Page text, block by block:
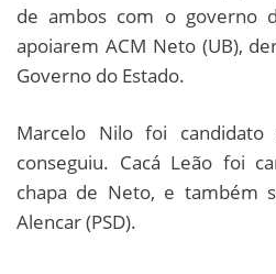
de ambos com o governo
apoiarem ACM Neto (UB),
Governo do Estado.
Marcelo Nilo foi
conseguiu. Cacá Leão foi
chapa de Neto, e também
Alencar (PSD).